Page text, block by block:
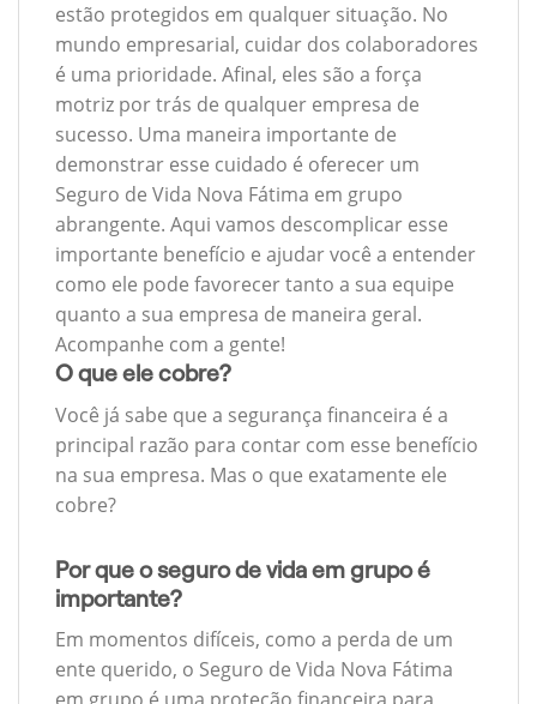
estão protegidos em qualquer situação. No
mundo empresarial, cuidar dos colaboradores
é uma prioridade. Afinal, eles são a força
motriz por trás de qualquer empresa de
sucesso. Uma maneira importante de
demonstrar esse cuidado é oferecer um
Seguro de Vida Nova Fátima em grupo
abrangente. Aqui vamos descomplicar esse
importante benefício e ajudar você a entender
como ele pode favorecer tanto a sua equipe
quanto a sua empresa de maneira geral.
Acompanhe com a gente!
O que ele cobre?
Você já sabe que a segurança financeira é a
principal razão para contar com esse benefício
na sua empresa. Mas o que exatamente ele
cobre?
Por que o seguro de vida em grupo é
importante?
Em momentos difíceis, como a perda de um
ente querido, o Seguro de Vida Nova Fátima